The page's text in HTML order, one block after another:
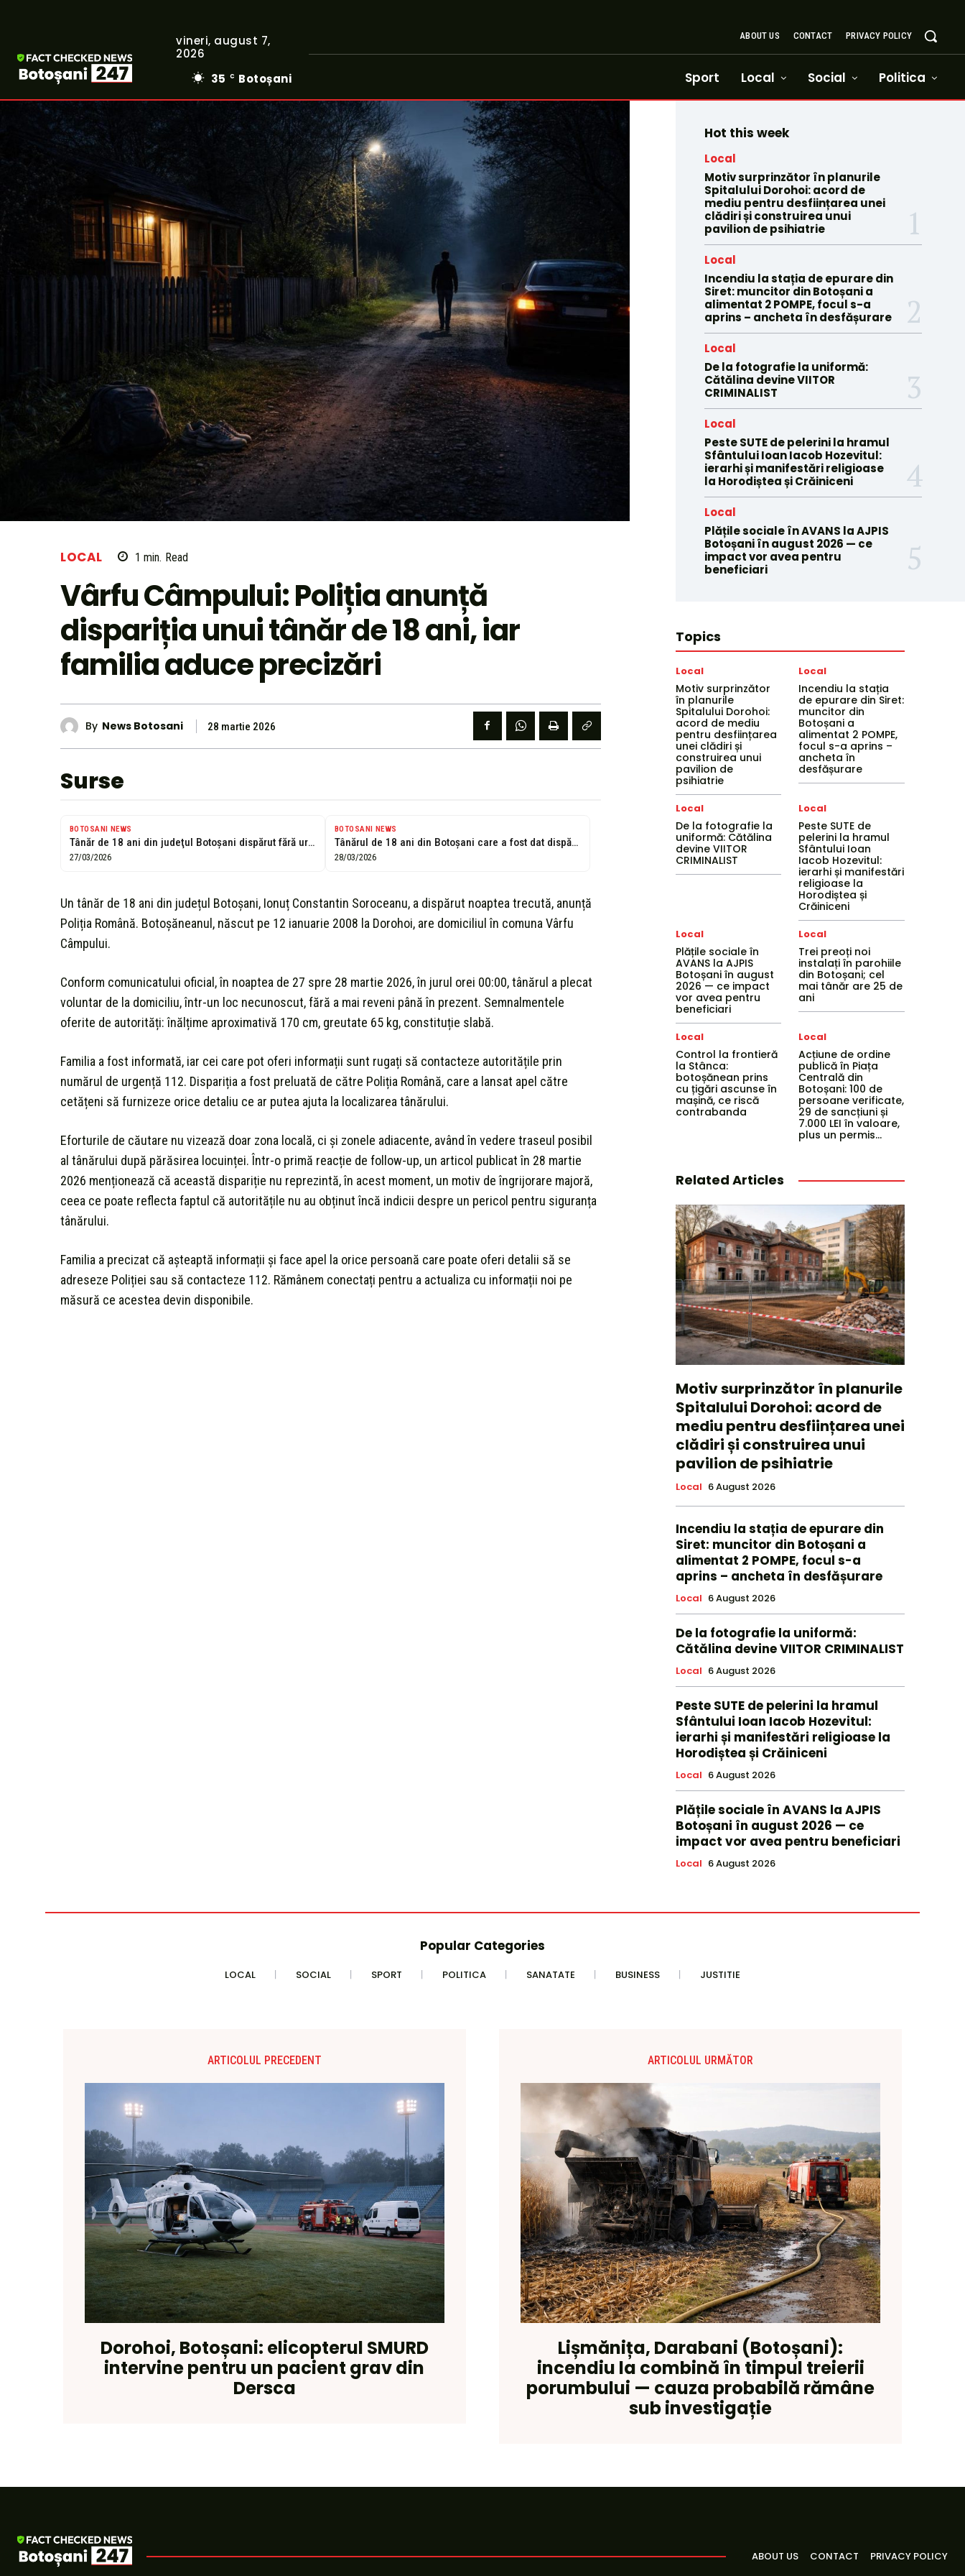
vineri, august 7,
2026
35
C Botoșani
ABOUT US CONTACT PRIVACY POLICY
Sport Local Social Politica
LOCAL 1 min. Read
Vârfu Câmpului: Poliția anunță
dispariția unui tânăr de 18 ani, iar
familia aduce precizări
By News Botosani 28 martie 2026
Surse
BOTOSANI NEWS
Tânăr de 18 ani din judeţul Botoşani dispărut fără urmă. Ionuţ a...
27/03/2026
BOTOSANI NEWS
Tânărul de 18 ani din Botoşani care a fost dat dispărut de...
28/03/2026
Un tânăr de 18 ani din județul Botoșani, Ionuț Constantin Soroceanu, a dispărut noaptea trecută, anunță
Poliția Română. Botoșăneanul, născut pe 12 ianuarie 2008 la Dorohoi, are domiciliul în comuna Vârfu
Câmpului.
Conform comunicatului oficial, în noaptea de 27 spre 28 martie 2026, în jurul orei 00:00, tânărul a plecat
voluntar de la domiciliu, într-un loc necunoscut, fără a mai reveni până în prezent. Semnalmentele
oferite de autorități: înălțime aproximativă 170 cm, greutate 65 kg, constituție slabă.
Familia a fost informată, iar cei care pot oferi informații sunt rugați să contacteze autoritățile prin
numărul de urgență 112. Dispariția a fost preluată de către Poliția Română, care a lansat apel către
cetățeni să furnizeze orice detaliu ce ar putea ajuta la localizarea tânărului.
Eforturile de căutare nu vizează doar zona locală, ci și zonele adiacente, având în vedere traseul posibil
al tânărului după părăsirea locuinței. Într-o primă reacție de follow-up, un articol publicat în 28 martie
2026 menționează că această dispariție nu reprezintă, în acest moment, un motiv de îngrijorare majoră,
ceea ce poate reflecta faptul că autoritățile nu au obținut încă indicii despre un pericol pentru siguranța
tânărului.
Familia a precizat că așteaptă informații și face apel la orice persoană care poate oferi detalii să se
adreseze Poliției sau să contacteze 112. Rămânem conectați pentru a actualiza cu informații noi pe
măsură ce acestea devin disponibile.
Hot this week
Local
Motiv surprinzător în planurile
Spitalului Dorohoi: acord de
mediu pentru desființarea unei
clădiri și construirea unui
pavilion de psihiatrie
Local
Incendiu la stația de epurare din
Siret: muncitor din Botoșani a
alimentat 2 POMPE, focul s-a
aprins – ancheta în desfășurare
Local
De la fotografie la uniformă:
Cătălina devine VIITOR
CRIMINALIST
Local
Peste SUTE de pelerini la hramul
Sfântului Ioan Iacob Hozevitul:
ierarhi și manifestări religioase
la Horodiștea și Crăiniceni
Local
Plățile sociale în AVANS la AJPIS
Botoșani în august 2026 — ce
impact vor avea pentru
beneficiari
Topics
Local
Motiv surprinzător
în planurile
Spitalului Dorohoi:
acord de mediu
pentru desființarea
unei clădiri și
construirea unui
pavilion de
psihiatrie
Local
Incendiu la stația
de epurare din Siret:
muncitor din
Botoșani a
alimentat 2 POMPE,
focul s-a aprins –
ancheta în
desfășurare
Local
De la fotografie la
uniformă: Cătălina
devine VIITOR
CRIMINALIST
Local
Peste SUTE de
pelerini la hramul
Sfântului Ioan
Iacob Hozevitul:
ierarhi și manifestări
religioase la
Horodiștea și
Crăiniceni
Local
Plățile sociale în
AVANS la AJPIS
Botoșani în august
2026 — ce impact
vor avea pentru
beneficiari
Local
Trei preoți noi
instalați în parohiile
din Botoșani; cel
mai tânăr are 25 de
ani
Local
Control la frontieră
la Stânca:
botoșănean prins
cu țigări ascunse în
mașină, ce riscă
contrabanda
Local
Acțiune de ordine
publică în Piața
Centrală din
Botoșani: 100 de
persoane verificate,
29 de sancțiuni și
7.000 LEI în valoare,
plus un permis...
Related Articles
Motiv surprinzător în planurile
Spitalului Dorohoi: acord de
mediu pentru desființarea unei
clădiri și construirea unui
pavilion de psihiatrie
Local 6 August 2026
Incendiu la stația de epurare din
Siret: muncitor din Botoșani a
alimentat 2 POMPE, focul s-a
aprins – ancheta în desfășurare
Local 6 August 2026
De la fotografie la uniformă:
Cătălina devine VIITOR CRIMINALIST
Local 6 August 2026
Peste SUTE de pelerini la hramul
Sfântului Ioan Iacob Hozevitul:
ierarhi și manifestări religioase la
Horodiștea și Crăiniceni
Local 6 August 2026
Plățile sociale în AVANS la AJPIS
Botoșani în august 2026 — ce
impact vor avea pentru beneficiari
Local 6 August 2026
Popular Categories
LOCAL SOCIAL SPORT POLITICA SANATATE BUSINESS JUSTITIE
ARTICOLUL PRECEDENT
Dorohoi, Botoșani: elicopterul SMURD
intervine pentru un pacient grav din
Dersca
ARTICOLUL URMĂTOR
Lișmănița, Darabani (Botoșani):
incendiu la combină în timpul treierii
porumbului — cauza probabilă rămâne
sub investigație
ABOUT US CONTACT PRIVACY POLICY